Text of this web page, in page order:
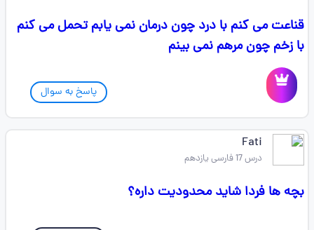
قناعت می کنم با درد چون درمان نمی یابم تحمل می کنم
با زخم چون مرهم نمی بینم
پاسخ به سوال
Fati
درس 17 فارسی یازدهم
بچه ها فردا شاید محدودیت داره؟